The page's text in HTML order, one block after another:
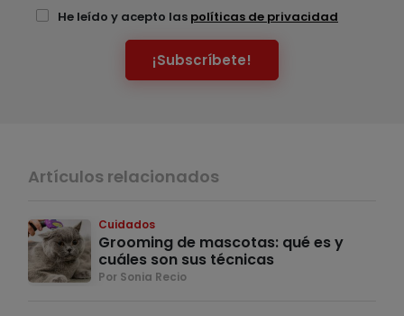
He leído y acepto las políticas de privacidad
¡Subscríbete!
Artículos relacionados
Cuidados
Grooming de mascotas: qué es y
cuáles son sus técnicas
Por Sonia Recio